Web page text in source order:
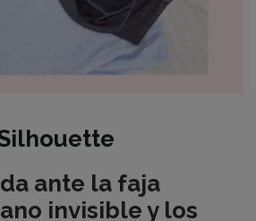
ante la faja
invisible y los